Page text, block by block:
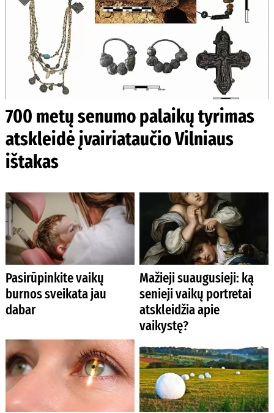
700 metų senumo palaikų tyrimas
atskleidė įvairiataučio Vilniaus
ištakas
Pasirūpinkite vaikų
burnos sveikata jau
dabar
Mažieji suaugusieji: ką
senieji vaikų portretai
atskleidžia apie
vaikystę?